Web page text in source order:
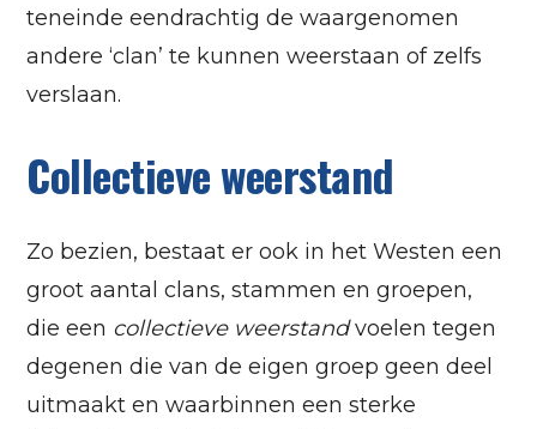
teneinde eendrachtig de waargenomen
andere ‘clan’ te kunnen weerstaan of zelfs
verslaan.
Collectieve weerstand
Zo bezien, bestaat er ook in het Westen een
groot aantal clans, stammen en groepen,
die een collectieve weerstandvoelen tegen
degenen die van de eigen groep geen deel
uitmaakt en waarbinnen een sterke